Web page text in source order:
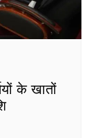
के खातों